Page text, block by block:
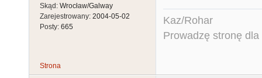
Skąd: Wrocław/Galway
Zarejestrowany: 2004-05-02
Posty: 665
Kaz/Rohar
Prowadzę stronę
Strona